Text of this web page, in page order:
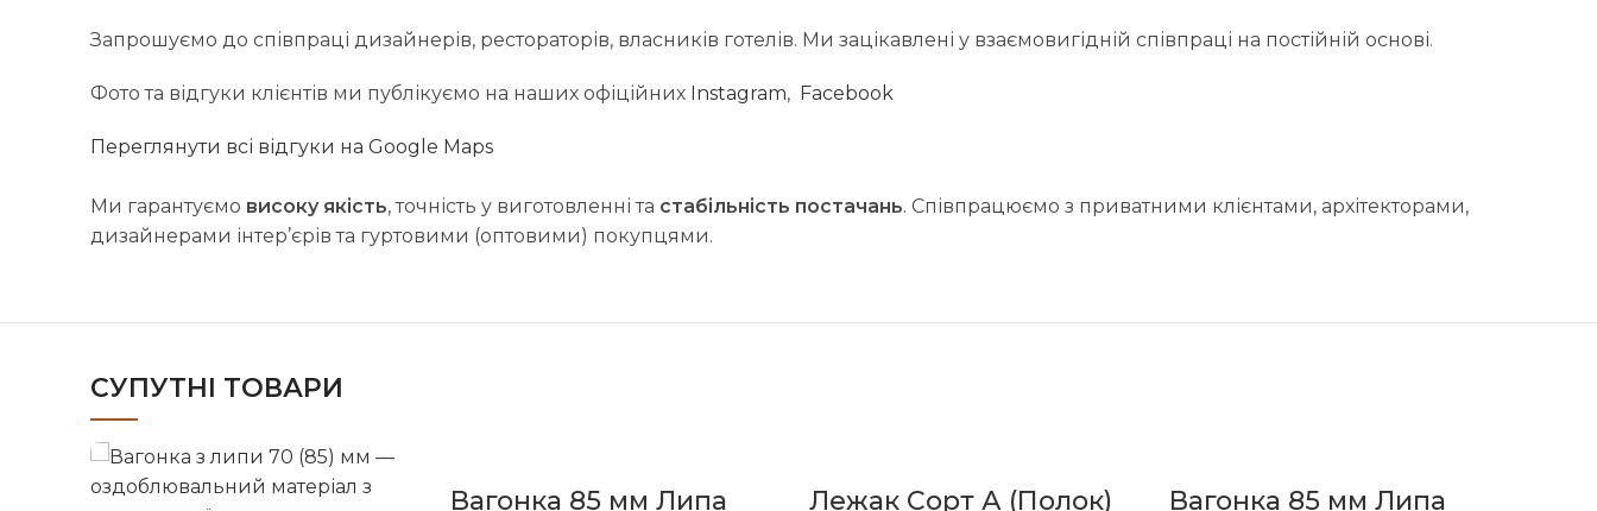
Запрошуємо до співпраці дизайнерів, рестораторів, власників готелів. Ми зацікавлені у взаємовигідній співпраці на постійній основі.
Фото та відгуки клієнтів ми публікуємо на наших офіційних Instagram, Facebook
Переглянути всі відгуки на Google Maps
Ми гарантуємо високу якість, точність у виготовленні та стабільність постачань. Співпрацюємо з приватними клієнтами, архітекторами,
дизайнерами інтер’єрів та гуртовими (оптовими) покупцями.
СУПУТНІ ТОВАРИ
Вагонка 85 мм Липа Лежак Сорт А (Полок) Вагонка 85 мм Липа